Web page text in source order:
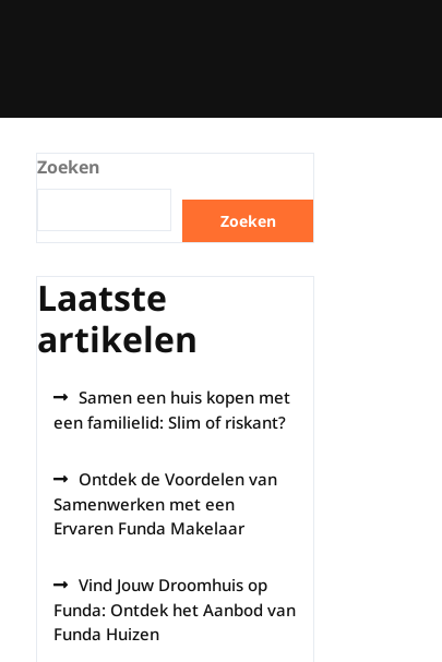
Zoeken
Zoeken
Laatste
artikelen
Samen een huis kopen met
een familielid: Slim of riskant?
Ontdek de Voordelen van
Samenwerken met een
Ervaren Funda Makelaar
Vind Jouw Droomhuis op
Funda: Ontdek het Aanbod van
Funda Huizen